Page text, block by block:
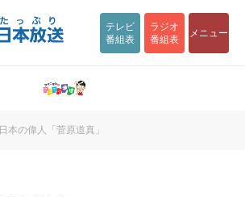
テレビ
番組表
ラジオ
番組表
メニュー
日本の偉人「菅原道真」